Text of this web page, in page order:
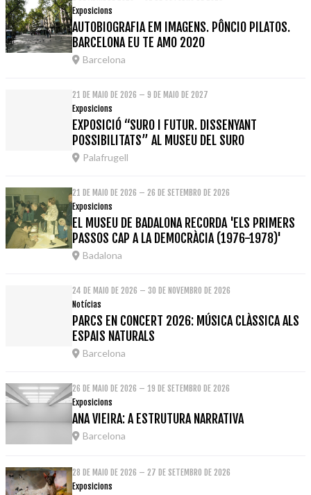
Exposicions
AUTOBIOGRAFIA EM IMAGENS. PÔNCIO PILATOS.
BARCELONA EU TE AMO 2020
Barcelona
21 DE MAIO DE 2026 – 9 DE MAIO DE 2027
Exposicions
EXPOSICIÓ “SURO I FUTUR. DISSENYANT
POSSIBILITATS” AL MUSEU DEL SURO
Palafrugell
21 DE MAIO DE 2026 – 26 DE SETEMBRO DE 2026
Exposicions
EL MUSEU DE BADALONA RECORDA 'ELS PRIMERS
PASSOS CAP A LA DEMOCRÀCIA (1976-1978)'
Badalona
24 DE MAIO DE 2026 – 30 DE NOVEMBRO DE 2026
Notícias
PARCS EN CONCERT 2026: MÚSICA CLÀSSICA ALS
ESPAIS NATURALS
Barcelona
26 DE MAIO DE 2026 – 19 DE SETEMBRO DE 2026
Exposicions
ANA VIEIRA: A ESTRUTURA NARRATIVA
Barcelona
28 DE MAIO DE 2026 – 27 DE SETEMBRO DE 2026
Exposicions